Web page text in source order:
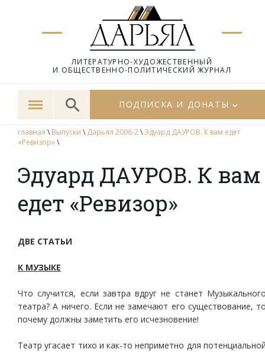
ЛИТЕРАТУРНО-ХУДОЖЕСТВЕННЫЙ
И ОБЩЕСТВЕННО-ПОЛИТИЧЕСКИЙ ЖУРНАЛ
ПОДПИСКА И ДОНАТЫ
главная \ Выпуски \ Дарьял 2006-2\Эдуард ДАУРОВ. К вам едет
«Ревизор»\
Эдуард ДАУРОВ. К вам
едет «Ревизор»
ДВЕ СТАТЬИ
К МУЗЫКЕ
Что случится, если завтра вдруг не станет
театра? А ничего. Если не замечают его существование,
почему должны заметить его исчезновение!
Театр угасает тихо и как-то неприметно для